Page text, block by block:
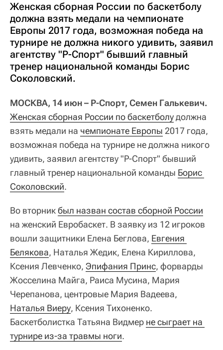
Женская сборная России по баскетболу
должна взять медали на чемпионате
Европы 2017 года, возможная победа на
турнире не должна никого удивить, заявил
агентству "Р-Спорт" бывший главный
тренер национальной команды Борис
Соколовский.
МОСКВА, 14 июн – Р-Спорт, Семен Галькевич.
Женская сборная России по баскетболудолжна
взять медали на чемпионате Европы 2017 года,
возможная победа на турнире не должна никого
удивить, заявил агентству "Р-Спорт" бывший
главный тренер национальной команды Борис
Соколовский.
Во вторникбыл назван состав сборной России
на женский Евробаскет. В заявку из 12 игроков
вошли защитники Елена Беглова, Евгения
Белякова, Наталья Жедик, Елена Кириллова,
Ксения Левченко, Эпифания Принс, форварды
Жосселина Майга, Раиса Мусина, Мария
Черепанова, центровые Мария Вадеева,
Наталья Виеру, Ксения Тихоненко.
Баскетболистка Татьяна Видмер не сыграет на
турнире из-за травмы ноги.